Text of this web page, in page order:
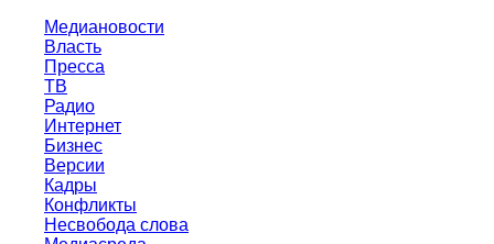
Медиановости
Власть
Пресса
ТВ
Радио
Интернет
Бизнес
Версии
Кадры
Конфликты
Несвобода слова